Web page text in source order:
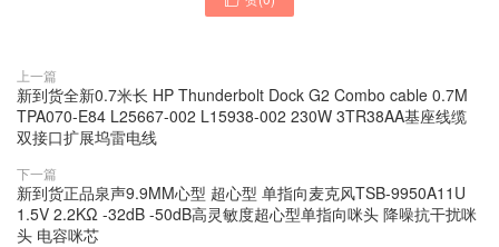
上一篇
新到货全新0.7米长 HP Thunderbolt Dock G2 Combo cable 0.7M
TPA070-E84 L25667-002 L15938-002 230W 3TR38AA基座线缆
双接口扩展坞雷电线
下一篇
新到货正品泉声9.9MM心型 超心型 单指向麦克风TSB-9950A11U
1.5V 2.2KΩ -32dB -50dB高灵敏度超心型单指向咪头 降噪抗干扰咪
头 电容咪芯